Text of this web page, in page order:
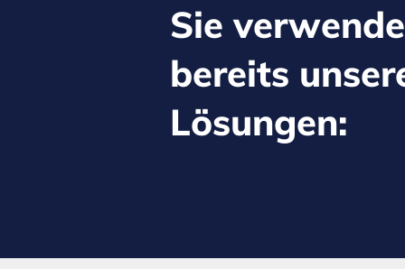
Sie
bereits
Lösungen: